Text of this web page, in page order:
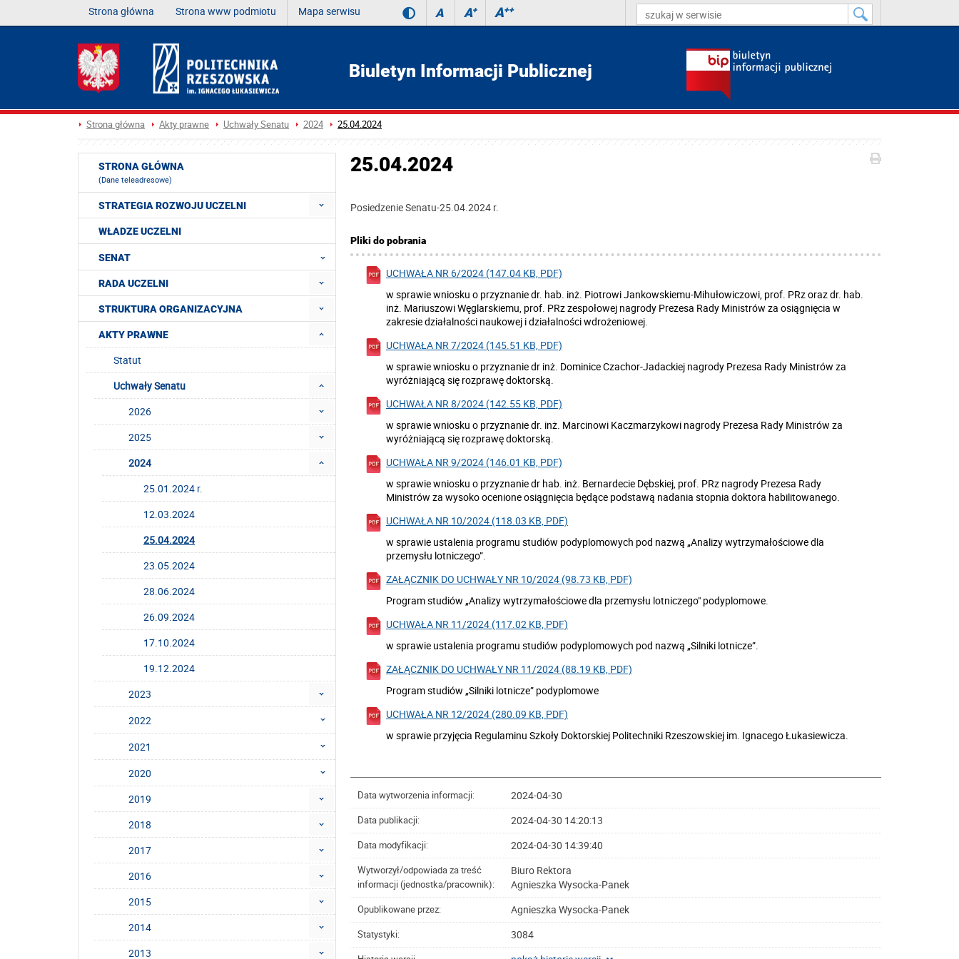
Strona główna Strona www podmiotu Mapa serwisu A A+ A++
Biuletyn Informacji Publicznej
Strona główna Akty prawne Uchwały Senatu 2024 25.04.2024
25.04.2024
Posiedzenie Senatu-25.04.2024 r.
Pliki do pobrania
UCHWAŁA NR 6/2024 (147.04 KB, PDF)
w sprawie wniosku o przyznanie dr. hab. inż. Piotrowi Jankowskiemu-Mihułowiczowi, prof. PRz oraz dr. hab.
inż. Mariuszowi Węglarskiemu, prof. PRz zespołowej nagrody Prezesa Rady Ministrów za osiągnięcia w
zakresie działalności naukowej i działalności wdrożeniowej.
UCHWAŁA NR 7/2024 (145.51 KB, PDF)
w sprawie wniosku o przyznanie dr inż. Dominice Czachor-Jadackiej nagrody Prezesa Rady Ministrów za
wyróżniającą się rozprawę doktorską.
UCHWAŁA NR 8/2024 (142.55 KB, PDF)
w sprawie wniosku o przyznanie dr. inż. Marcinowi Kaczmarzykowi nagrody Prezesa Rady Ministrów za
wyróżniającą się rozprawę doktorską.
UCHWAŁA NR 9/2024 (146.01 KB, PDF)
w sprawie wniosku o przyznanie dr hab. inż. Bernardecie Dębskiej, prof. PRz nagrody Prezesa Rady
Ministrów za wysoko ocenione osiągnięcia będące podstawą nadania stopnia doktora habilitowanego.
UCHWAŁA NR 10/2024 (118.03 KB, PDF)
w sprawie ustalenia programu studiów podyplomowych pod nazwą „Analizy wytrzymałościowe dla
przemysłu lotniczego”.
ZAŁĄCZNIK DO UCHWAŁY NR 10/2024 (98.73 KB, PDF)
Program studiów „Analizy wytrzymałościowe dla przemysłu lotniczego" podyplomowe.
UCHWAŁA NR 11/2024 (117.02 KB, PDF)
w sprawie ustalenia programu studiów podyplomowych pod nazwą „Silniki lotnicze”.
ZAŁĄCZNIK DO UCHWAŁY NR 11/2024 (88.19 KB, PDF)
Program studiów „Silniki lotnicze” podyplomowe
UCHWAŁA NR 12/2024 (280.09 KB, PDF)
w sprawie przyjęcia Regulaminu Szkoły Doktorskiej Politechniki Rzeszowskiej im. Ignacego Łukasiewicza.
Data wytworzenia informacji: 2024-04-30
Data publikacji: 2024-04-30 14:20:13
Data modyfikacji: 2024-04-30 14:39:40
Wytworzył/odpowiada za treść
informacji (jednostka/pracownik):
Biuro Rektora
Agnieszka Wysocka-Panek
Opublikowane przez: Agnieszka Wysocka-Panek
Statystyki: 3084
STRONA GŁÓWNA
(Dane teleadresowe)
STRATEGIA ROZWOJU UCZELNI
WŁADZE UCZELNI
SENAT
RADA UCZELNI
STRUKTURA ORGANIZACYJNA
AKTY PRAWNE
Statut
Uchwały Senatu
2026
2025
2024
25.01.2024 r.
12.03.2024
25.04.2024
23.05.2024
28.06.2024
26.09.2024
17.10.2024
19.12.2024
2023
2022
2021
2020
2019
2018
2017
2016
2015
2014
2013